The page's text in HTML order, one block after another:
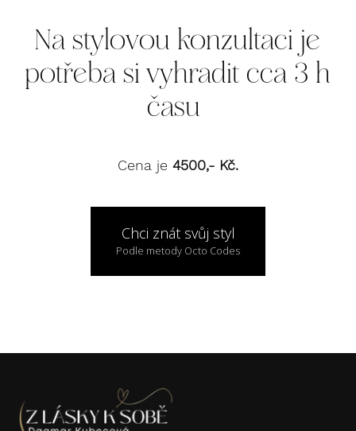
Na stylovou konzultaci je
potřeba si vyhradit cca 3 h
času
Cena je 4500,- Kč.
Chci znát svůj styl
Podle metody Octo Codes